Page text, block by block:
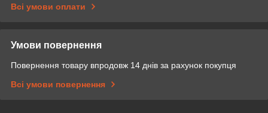
Всі умови оплати
Умови повернення
Повернення товару впродовж 14 днів за рахунок покупця
Всі умови повернення